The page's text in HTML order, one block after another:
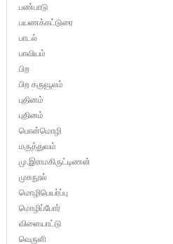
பண்பாடு
பயணக்கட்டுரை
பாடல்
பாவியம்
பிற
பிற கருவூலம்
புதினம்
புதினம்
பொன்மொழி
மருத்துவம்
மு.இராமகிருட்டிணன்
முகநூல்
மொழிபெயர்ப்பு
மொழிப்போர்
விளையாட்டு
வெருளி